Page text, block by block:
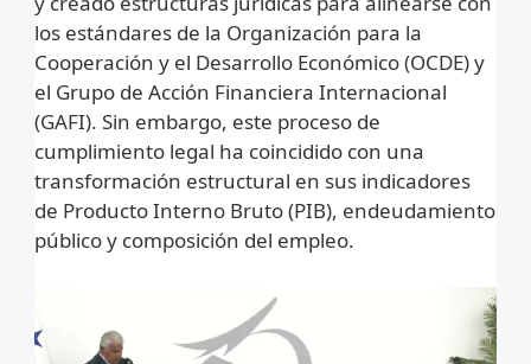
los estándares de la Organización para la
Cooperación y el Desarrollo Económico (OCDE) y
el Grupo de Acción Financiera Internacional
(GAFI). Sin embargo, este proceso de
cumplimiento legal ha coincidido con una
transformación estructural en sus indicadores
de Producto Interno Bruto (PIB), endeudamiento
público y composición del empleo.